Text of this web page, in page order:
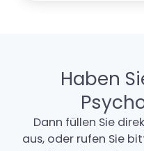
Haben
Dann füllen Sie
aus, oder rufen Sie